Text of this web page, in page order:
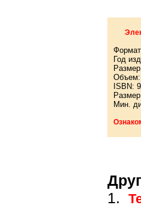
Год
Объем:
ISBN:
Мин.
1.